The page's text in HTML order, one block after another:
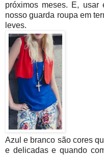
próximos meses. E,
nosso guarda roupa em
leves.
Azul e branco são cores
e delicadas e quando